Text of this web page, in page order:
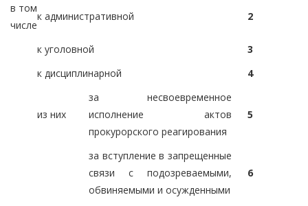
в том
числе
к административной 2
к уголовной
3
к дисциплинарной
4
из них
за несвоевременное
исполнение актов
прокурорского реагирования
5
за вступление в запрещенные
связи с подозреваемыми,
обвиняемыми и осужденными
6